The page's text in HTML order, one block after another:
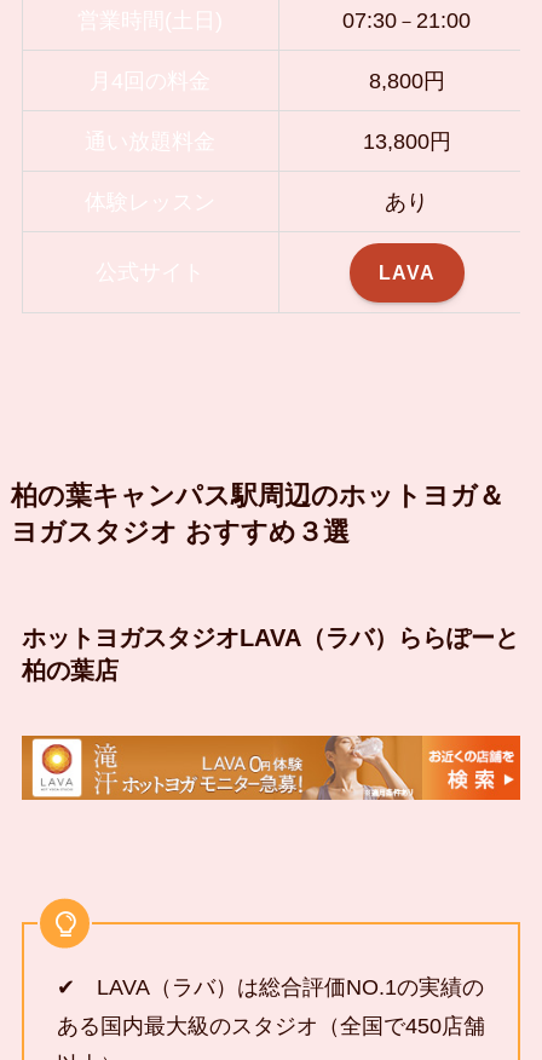
07:30 － 21:00
8,800円
13,800円
あり
LAVA
柏の葉キャンパス駅周辺のホットヨガ＆
ヨガスタジオ おすすめ３選
ホットヨガスタジオLAVA（ラバ）ららぽーと
柏の葉店
✔ LAVA（ラバ）は総合評価NO.1の実績の
ある国内最大級のスタジオ（全国で450店舗